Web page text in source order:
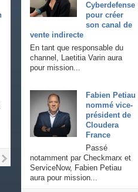
Cyberdefense
pour créer
son canal de
vente indirecte
En tant que responsable du
channel, Laetitia Varin aura
pour mission...
Fabien Petiau
nommé vice-
président de
Cloudera
France
Passé
notamment par Checkmarx et
ServiceNow, Fabien Petiau
aura pour mission...